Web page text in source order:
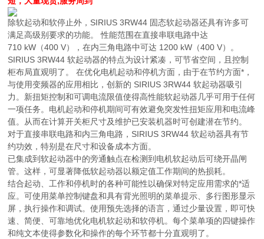
除软起动和软停止外，SIRIUS 3RW44 固态软起动器还具有许多可
满足高级别要求的功能。 性能范围在直接串联电路中达
710 kW（400 V），在内三角电路中可达 1200 kW（400 V）。
SIRIUS 3RW44 软起动器的特点为设计紧凑，可节省空间，且控制
柜布局直观明了。 在优化电机起动和停机方面，由于在节约方面*，
与使用变频器的应用相比，创新的 SIRIUS 3RW44 软起动器吸引
力。新扭矩控制和可调电流限值使得高性能软起动器几乎可用于任何
一项任务。电机起动和停机期间可有效避免突发性扭矩应用和电流峰
值。从而在计算开关柜尺寸及维护已安装机器时可创建潜在节约。
对于直接串联电路和内三角电路，SIRIUS 3RW44 软起动器具有节
约功效，特别是在尺寸和设备成本方面。
已集成到软起动器中的旁通触点在检测到电机软起动后可绕开晶闸
管。这样，可显著降低软起动器以额定值工作期间的热损耗。
结合起动、工作和停机时的各种可能性以确保对特定应用需求的*适
应。可使用菜单控制键盘和具有背光照明的菜单提示、多行图形显示
屏，执行操作和调试。使用预先选择的语言，通过少量设置，即可快
速、简便、可靠地优化电机软起动和软停机。每个菜单项的四键操作
和纯文本使得参数化和操作的每个环节都十分直观明了。